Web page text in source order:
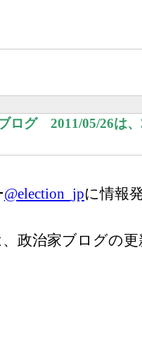
ログ 2011/05/26は
@election_jpに情報
政治家ブログの